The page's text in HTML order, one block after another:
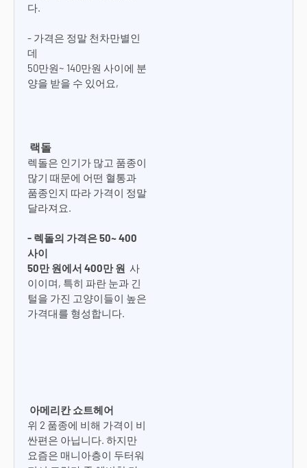
다.
- 가격은 정말 천차만별인
데
50만원~ 140만원 사이에 분
양을 받을 수 있어요,
랙돌
렉돌은 인기가 많고 품종이
많기 때문에 어떤 혈통과
품종인지 따라 가격이 정말
달라져요.
- 렉돌의 가격은 50~ 400
사이
50만 원에서 400만 원 사
이이며, 특히 파란 눈과 긴
털을 가진 고양이들이 높은
가격대를 형성합니다.
아메리칸 쇼트헤어
위 2 품종에 비해 가격이 비
싼편은 아닙니다. 하지만
요즘은 매니아층이 두터워